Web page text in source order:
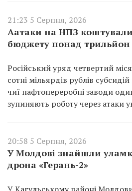
21:23 5 Серпня, 2026
Аатаки на НПЗ
бюджету понад трильйон
Російський уряд четвертий
сотні мільярдів рублів
чиї нафтопереробні заводи
зупиняють роботу через атаки
20:58 5 Серпня, 2026
У Молдові знайшли
дрона «Герань-2»
У Кагульському районі